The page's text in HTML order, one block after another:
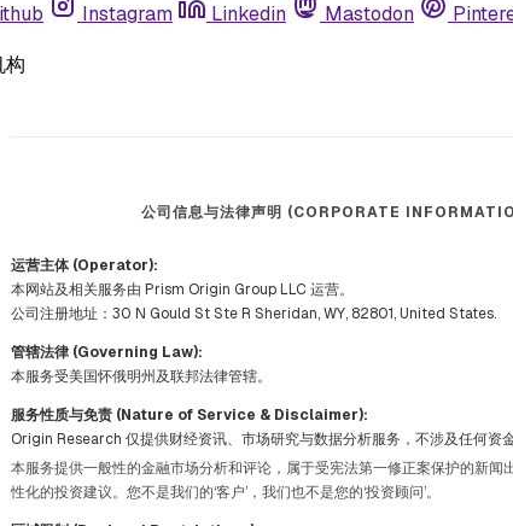
Instagram Linkedin Mastodon
构
公司信息与法律声明 (CORPORATE
运营主体 (Operator):
本网站及相关服务由 Prism Origin Group LLC 运营。
公司注册地址：30 N Gould St Ste R Sheridan, WY, 82801, United States.
管辖法律 (Governing Law):
本服务受美国怀俄明州及联邦法律管辖。
服务性质与免责 (Nature of Service & Disclaimer):
Origin Research 仅提供财经资讯、市场研究与数据分析服务，不涉及任何资
本服务提供一般性的金融市场分析和评论，属于受宪法第一修正案保护的新
性化的投资建议。您不是我们的‘客户’，我们也不是您的‘投资顾问’。